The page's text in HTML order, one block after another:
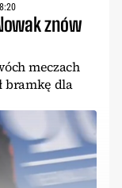
znów
meczach
bramkę dla